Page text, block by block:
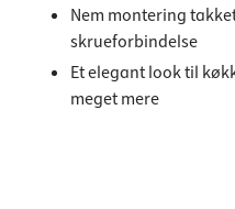
Nem montering
skrueforbindelse
Et elegant look til
meget mere